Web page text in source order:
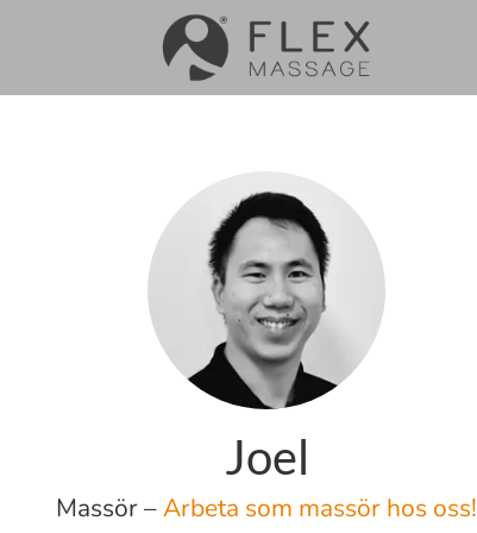
Joel
Massör –Arbeta som massör hos oss!